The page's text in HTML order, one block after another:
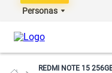
Personas
REDMI NOTE 15